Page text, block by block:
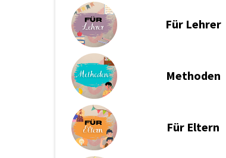
Für Lehrer
Methoden
Für Eltern